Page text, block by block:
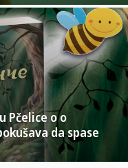
Pčelice o o
da spase